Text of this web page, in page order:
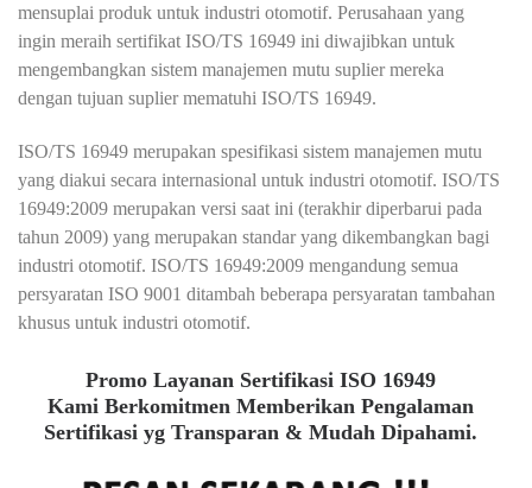
mensuplai produk untuk industri otomotif. Perusahaan yang
ingin meraih sertifikat ISO/TS 16949 ini diwajibkan untuk
mengembangkan sistem manajemen mutu suplier mereka
dengan tujuan suplier mematuhi ISO/TS 16949.
ISO/TS 16949 merupakan spesifikasi sistem manajemen mutu
yang diakui secara internasional untuk industri otomotif. ISO/TS
16949:2009 merupakan versi saat ini (terakhir diperbarui pada
tahun 2009) yang merupakan standar yang dikembangkan bagi
industri otomotif. ISO/TS 16949:2009 mengandung semua
persyaratan ISO 9001 ditambah beberapa persyaratan tambahan
khusus untuk industri otomotif.
Promo Layanan Sertifikasi ISO 16949
Kami Berkomitmen Memberikan Pengalaman
Sertifikasi yg Transparan & Mudah Dipahami.